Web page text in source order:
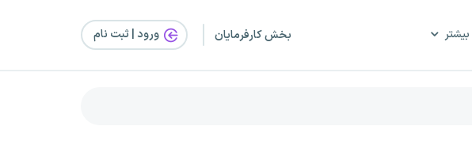
بیشتر بخش کارفرمایان ورود | ثبت‌ نام